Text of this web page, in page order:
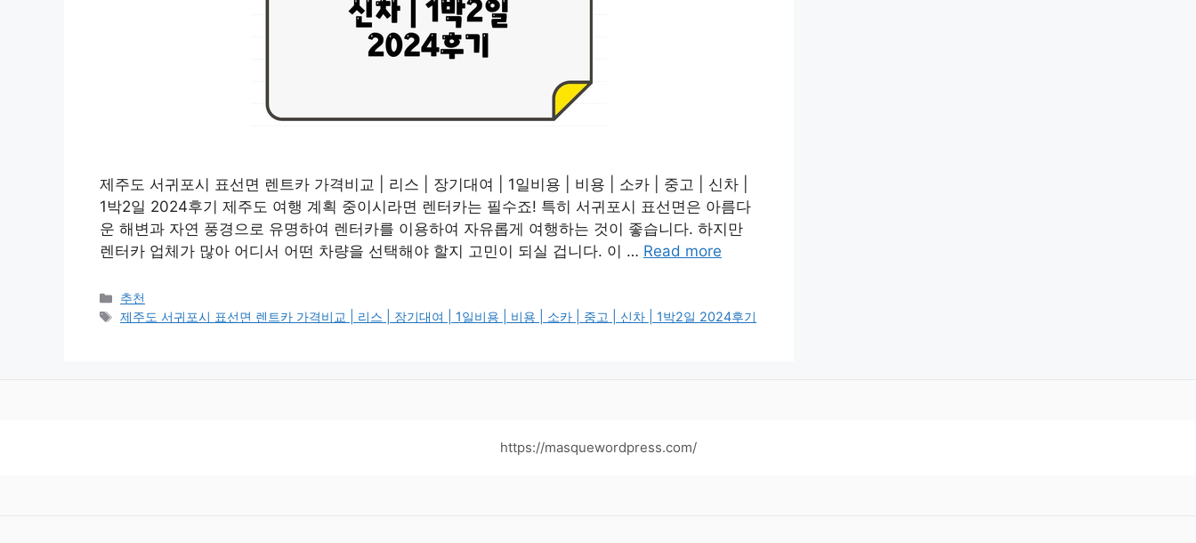
제주도 서귀포시 표선면 렌트카 가격비교 | 리스 | 장기대여 | 1일비용 | 비용 | 소카 | 중고 | 신차 |
1박2일 2024후기 제주도 여행 계획 중이시라면 렌터카는 필수죠! 특히 서귀포시 표선면은 아름다
운 해변과 자연 풍경으로 유명하여 렌터카를 이용하여 자유롭게 여행하는 것이 좋습니다. 하지만
렌터카 업체가 많아 어디서 어떤 차량을 선택해야 할지 고민이 되실 겁니다. 이 … Read more
카
테
추천
태
제주도 서귀포시 표선면 렌트카 가격비교 | 리스 | 장기대여 | 1일비용 | 비용 | 소카 | 중고 | 신차 | 1박2일 2024후기
https://masquewordpress.com/